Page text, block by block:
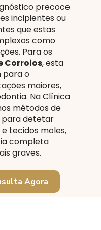
precoce
incipientes ou
que estas
como
Para os
Corroios, esta
para o
maiores,
Na Clínica
métodos de
para detetar
tecidos moles,
completa
graves.
Agora